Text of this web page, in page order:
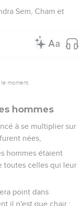
Sem, Cham et
moment.
hommes
à se multiplier sur
nées,
hommes étaient
toutes celles qui leur
point dans
il n'est que chair ;